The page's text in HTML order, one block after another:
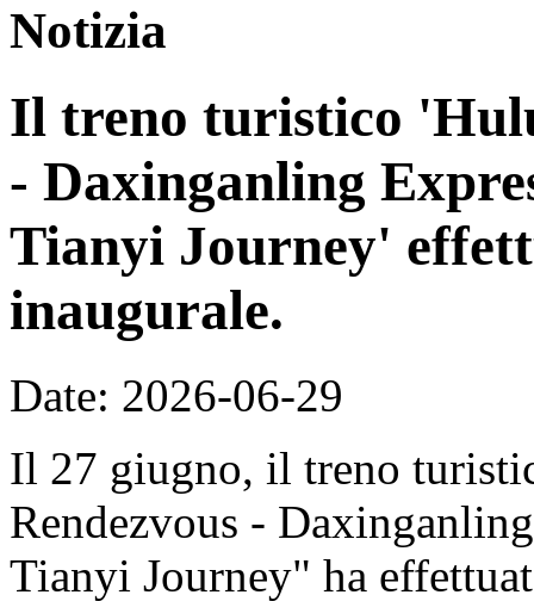
Notizia
Il treno turistico
- Daxinganling
Tianyi Journey'
inaugurale.
Date: 2026-06-29
Il 27 giugno, il treno
Rendezvous -
Tianyi Journey" ha